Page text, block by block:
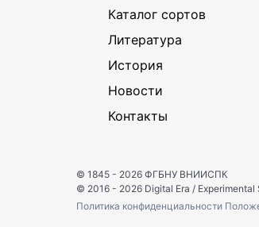
Каталог сортов
Литература
История
Новости
Контакты
© 1845 - 2026 ФГБНУ ВНИИСПК
© 2016 - 2026 Digital Era / Experimental
Политика конфиденциальности